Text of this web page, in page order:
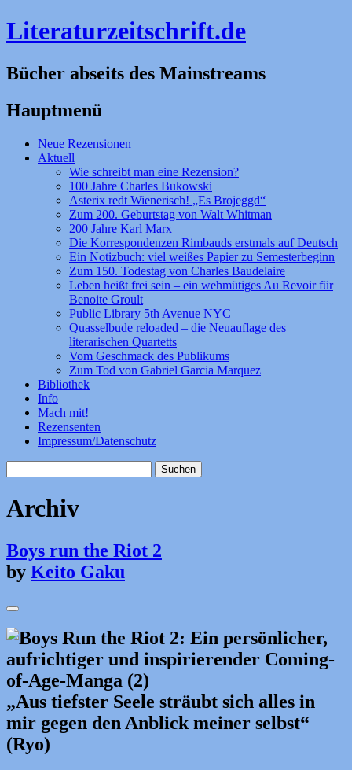
Literaturzeitschrift.de
Bücher abseits des Mainstreams
Hauptmenü
Zum
Inhalt
Neue Rezensionen
Aktuell
Wie schreibt man eine Rezension?
100 Jahre Charles Bukowski
Asterix redt Wienerisch! „Es Brojeggd“
Zum 200. Geburtstag von Walt Whitman
200 Jahre Karl Marx
Die Korrespondenzen Rimbauds erstmals auf Deutsch
Ein Notizbuch: viel weißes Papier zu Semesterbeginn
Zum 150. Todestag von Charles Baudelaire
Leben heißt frei sein – ein wehmütiges Au Revoir für
Benoite Groult
Public Library 5th Avenue NYC
Quasselbude reloaded – die Neuauflage des
literarischen Quartetts
Vom Geschmack des Publikums
Zum Tod von Gabriel Garcia Marquez
Bibliothek
Info
Mach mit!
Rezensenten
Impressum/Datenschutz
nach:
Archiv
Boys run the Riot 2
by Keito Gaku
„Aus tiefster Seele sträubt sich alles in
mir gegen den Anblick meiner selbst“
(Ryo)